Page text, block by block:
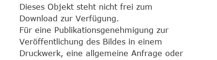
Dieses Objekt steht nicht frei zum
Download zur Verfügung.
Für eine Publikationsgenehmigung zur
Veröffentlichung des Bildes in einem
Druckwerk, eine allgemeine Anfrage oder